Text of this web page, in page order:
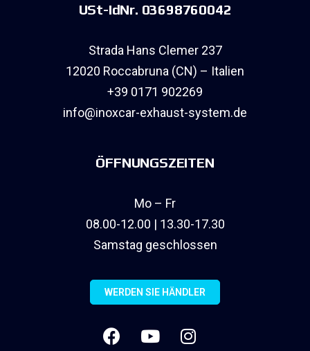
USt-IdNr. 03698760042
Strada Hans Clemer 237
12020 Roccabruna (CN) – Italien
+39 0171 902269
info@inoxcar-exhaust-system.de
ÖFFNUNGSZEITEN
Mo – Fr
08.00-12.00 | 13.30-17.30
Samstag geschlossen
WERDEN SIE HÄNDLER